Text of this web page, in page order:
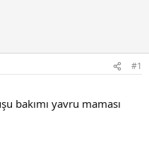
#1
bakımı yavru maması